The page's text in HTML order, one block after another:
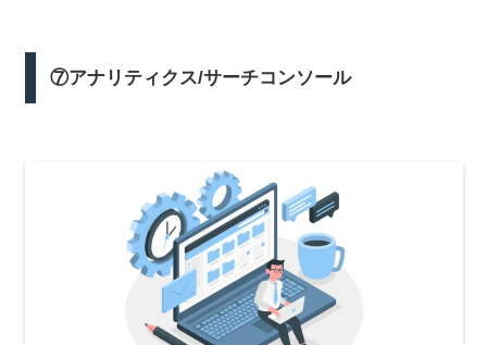
⑦アナリティクス/サーチコンソール